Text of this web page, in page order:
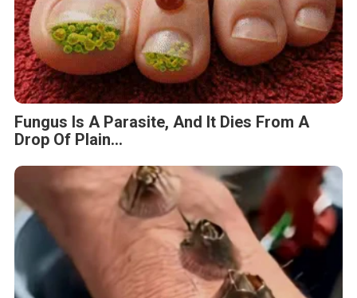
Fungus Is A Parasite, And It Dies From A
Drop Of Plain...